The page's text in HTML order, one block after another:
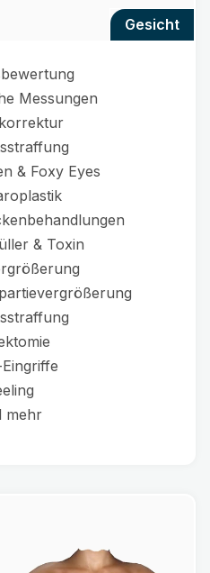
gesicht
Messungen
& Foxy Eyes
& Toxin
mehr